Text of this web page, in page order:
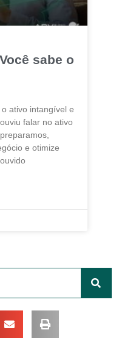
sabe o
ativo intangível e
falar no ativo
e otimize